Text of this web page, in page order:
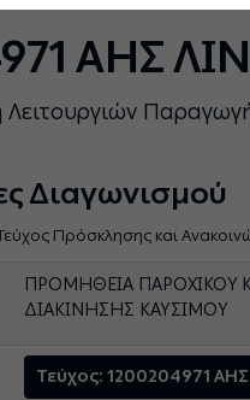
ΑΗΣ
Λειτουργιών
Διαγωνισμού
Πρόσκλησης και
ΠΡΟΜΗΘΕΙΑ ΠΑΡΟΧΙΚΟΥ
ΔΙΑΚΙΝΗΣΗΣ ΚΑΥΣΙΜΟΥ
Τεύχος: 1200204971